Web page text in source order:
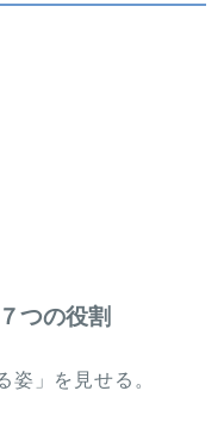
つの役割
」を見せる。